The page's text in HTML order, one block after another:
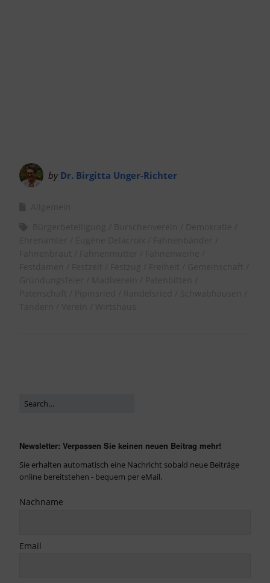
by Dr. Birgitta Unger-Richter
Newsletter: Verpassen Sie keinen neuen Beitrag mehr!
Sie erhalten automatisch eine Nachricht sobald neue Beiträge
online bereitstehen - bequem per eMail.
Nachname
Email